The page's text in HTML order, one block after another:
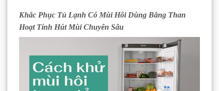
Khắc Phục Tủ Lạnh Có Mùi Hôi Dùng Bằng Than
Hoạt Tính Hút Mùi Chuyên Sâu